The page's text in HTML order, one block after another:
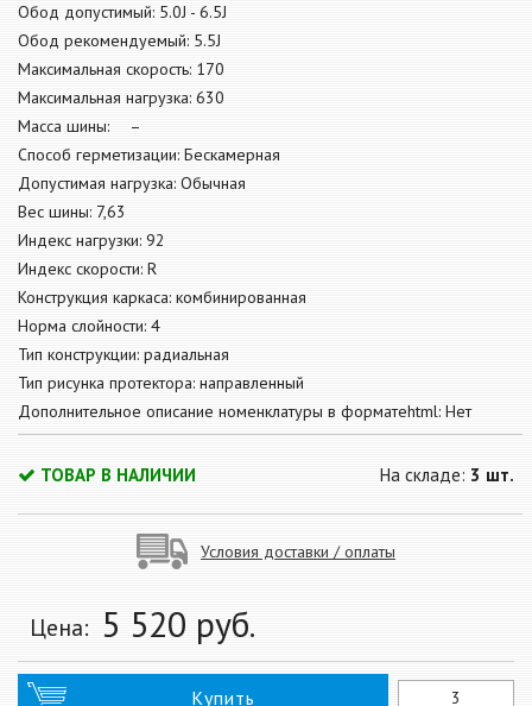
Обод допустимый: 5.0J - 6.5J
Обод рекомендуемый: 5.5J
Максимальная скорость: 170
Максимальная нагрузка: 630
Масса шины: –
Способ герметизации: Бескамерная
Допустимая нагрузка: Обычная
Вес шины: 7,63
Индекс нагрузки: 92
Индекс скорости: R
Конструкция каркаса: комбинированная
Норма слойности: 4
Тип конструкции: радиальная
Тип рисунка протектора: направленный
Дополнительное описание номенклатуры в форматеhtml: Нет
ТОВАР В НАЛИЧИИ На складе: 3 шт.
Условия доставки / оплаты
Цена: 5 520 руб.
Купить